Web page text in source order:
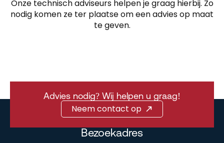
Onze technisch adviseurs helpen je graag hierbij. Zo
nodig komen ze ter plaatse om een advies op maat
te geven.
Advies nodig? Wij helpen u graag!
Neem contact op
Bezoekadres